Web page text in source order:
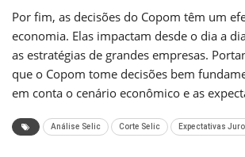
Por fim, as decisões do Copom têm um
economia. Elas impactam desde o dia a
as estratégias de grandes empresas.
que o Copom tome decisões bem
em conta o cenário econômico e as
Análise Selic Corte Selic Expectativas